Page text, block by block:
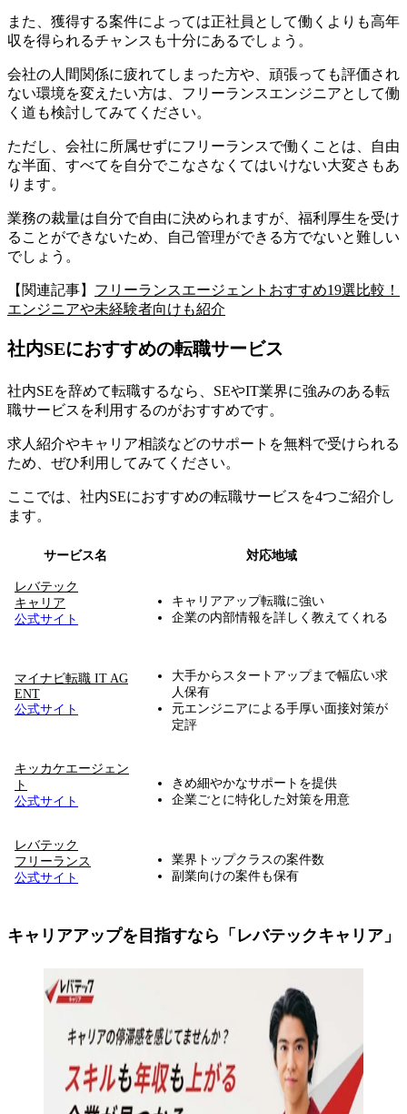
また、獲得する案件によっては正社員として働くよりも高年
収を得られるチャンスも十分にあるでしょう。
会社の人間関係に疲れてしまった方や、頑張っても評価され
ない環境を変えたい方は、フリーランスエンジニアとして働
く道も検討してみてください。
ただし、会社に所属せずにフリーランスで働くことは、自由
な半面、すべてを自分でこなさなくてはいけない大変さもあ
ります。
業務の裁量は自分で自由に決められますが、福利厚生を受け
ることができないため、自己管理ができる方でないと難しい
でしょう。
【関連記事】 フリーランスエージェントおすすめ19選比較！
エンジニアや未経験者向けも紹介
社内SEにおすすめの転職サービス
社内SEを辞めて転職するなら、SEやIT業界に強みのある転
職サービスを利用するのがおすすめです。
求人紹介やキャリア相談などのサポートを無料で受けられる
ため、ぜひ利用してみてください。
ここでは、社内SEにおすすめの転職サービスを4つご紹介し
ます。
サービス名 対応地域
レバテック
キャリア
公式サイト
キャリアアップ転職に強い
企業の内部情報を詳しく教えてくれる
マイナビ転職 IT AG
ENT
公式サイト
大手からスタートアップまで幅広い求
人保有
元エンジニアによる手厚い面接対策が
定評
キッカケエージェン
ト
公式サイト
きめ細やかなサポートを提供
企業ごとに特化した対策を用意
レバテック
フリーランス
公式サイト
業界トップクラスの案件数
副業向けの案件も保有
キャリアアップを目指すなら「レバテックキャリア」